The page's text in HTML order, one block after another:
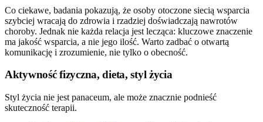
Co ciekawe, badania pokazują, że osoby otoczone siecią wsparcia
szybciej wracają do zdrowia i rzadziej doświadczają nawrotów
choroby. Jednak nie każda relacja jest lecząca: kluczowe znaczenie
ma jakość wsparcia, a nie jego ilość. Warto zadbać o otwartą
komunikację i zrozumienie, nie tylko o obecność.
Aktywność fizyczna, dieta, styl życia
Styl życia nie jest panaceum, ale może znacznie podnieść
skuteczność terapii.